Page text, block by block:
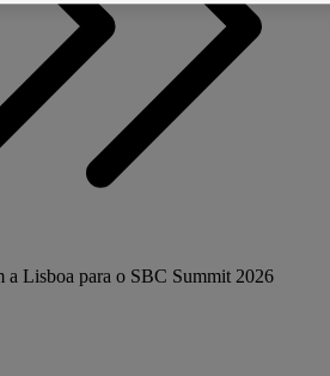
a Lisboa para o SBC Summit 2026